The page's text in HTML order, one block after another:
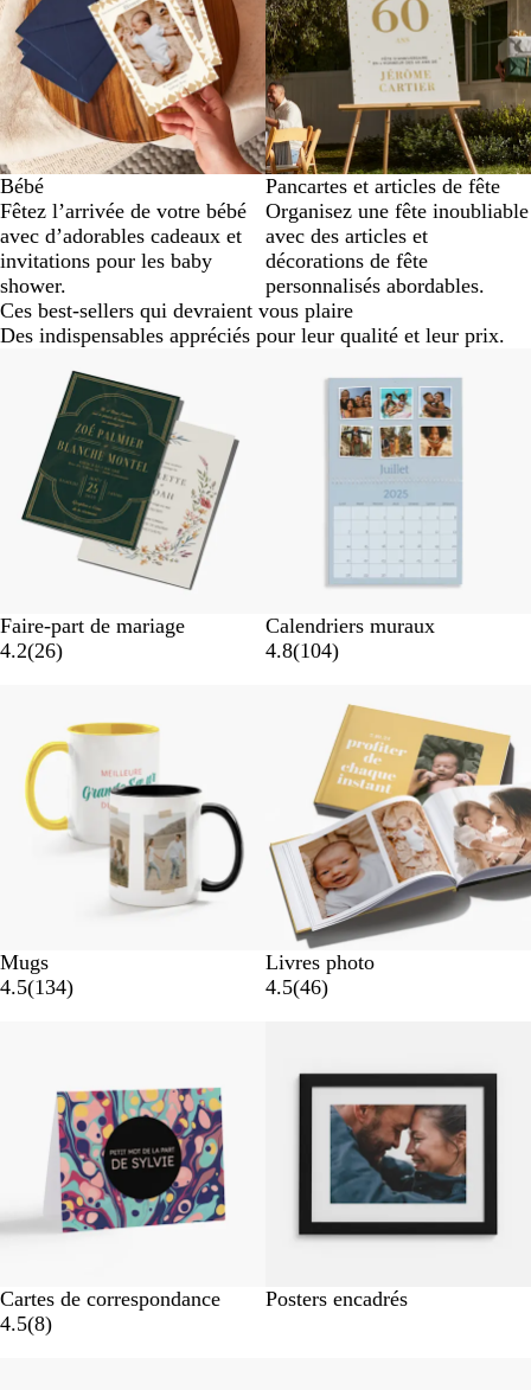
Bébé
Fêtez l’arrivée de votre bébé
avec d’adorables cadeaux et
invitations pour les baby
shower.
Pancartes et articles de fête
Organisez une fête inoubliable
avec des articles et
décorations de fête
personnalisés abordables.
Ces best-sellers qui devraient vous plaire
Des indispensables appréciés pour leur qualité et leur prix.
Faire-part de mariage
4.2(26)
Calendriers muraux
4.8(104)
Mugs
4.5(134)
Livres photo
4.5(46)
Cartes de correspondance
4.5(8)
Posters encadrés